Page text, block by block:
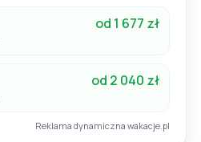
od 1 677 zł
od 2 040 zł
Reklama dynamiczna wakacje.pl